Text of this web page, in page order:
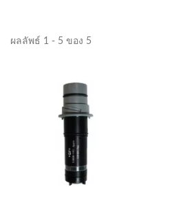
ผลลัพธ์ 1 - 5 ของ 5